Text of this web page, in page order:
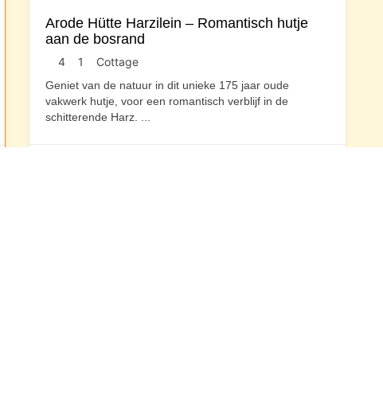
Arode Hütte Harzilein – Romantisch hutje
aan de bosrand
4 1 Cottage
Geniet van de natuur in dit unieke 175 jaar oude
vakwerk hutje, voor een romantisch verblijf in de
schitterende Harz.